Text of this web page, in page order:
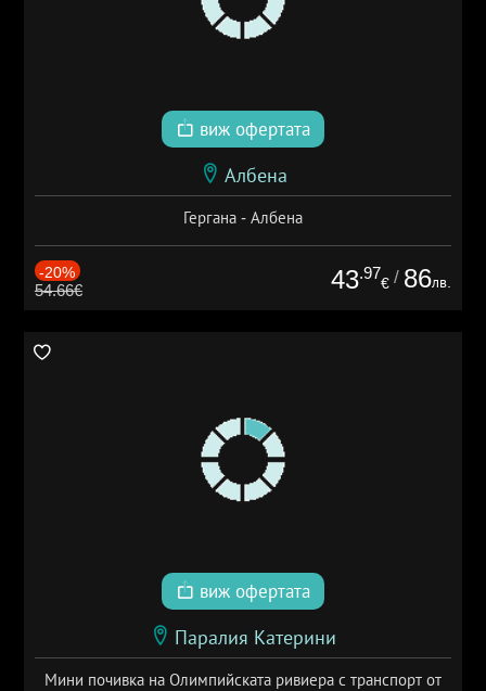
виж офертата
Албена
Гергана - Албена
-20%
54.66€ 43.97
€ / 86лв.
виж офертата
Паралия Катерини
Мини почивка на Олимпийската ривиера с транспорт от